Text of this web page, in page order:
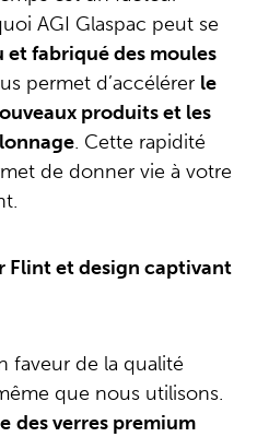
AGI Glaspac peut se
et fabriqué des moules
permet d’accélérer le
produits et les
. Cette rapidité
de donner vie à votre
Flint et design captivant
faveur de la qualité
que nous utilisons.
des verres premium